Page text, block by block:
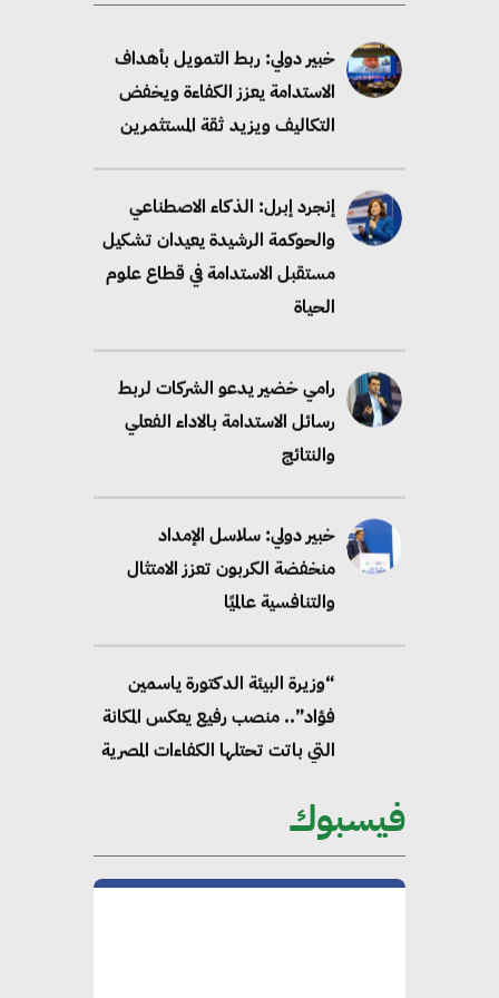
خبير دولي: ربط التمويل بأهداف
الاستدامة يعزز الكفاءة ويخفض
التكاليف ويزيد ثقة المستثمرين
إنجرد إبرل: الذكاء الاصطناعي
والحوكمة الرشيدة يعيدان تشكيل
مستقبل الاستدامة في قطاع علوم
الحياة
رامي خضير يدعو الشركات لربط
رسائل الاستدامة بالاداء الفعلي
والنتائج
خبير دولي: سلاسل الإمداد
منخفضة الكربون تعزز الامتثال
والتنافسية عالميًا
“وزيرة البيئة الدكتورة ياسمين
فؤاد”.. منصب رفيع يعكس المكانة
التي باتت تحتلها الكفاءات المصرية
محلب : المباني الخضراء إضافة
فيسبوك